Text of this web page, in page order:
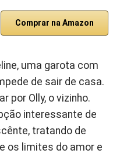
Comprar na Amazon
uma garota com
de sair de casa.
por Olly, o vizinho.
interessante de
tratando de
os limites do amor e